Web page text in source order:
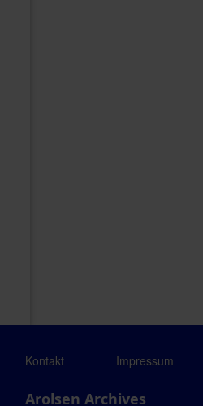
Kontakt Impressum
Arolsen Archives